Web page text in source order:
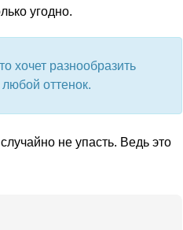
угодно.
хочет разнообразить
оттенок.
не упасть. Ведь это